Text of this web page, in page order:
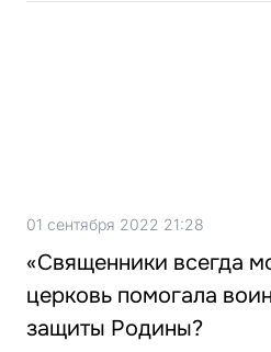
01 сентября 2022 21:28
«Священники всегда
церковь помогала
защиты Родины?